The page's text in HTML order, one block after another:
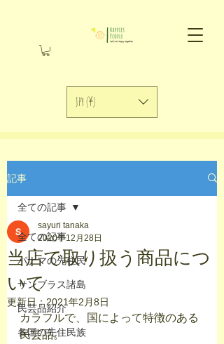
JPY (¥)
記事
全ての記事
パナマの先住民
サンブラス諸島
民芸品紹介
各国の先住民族
全ての記事
当店で取り扱う商品につ
いて
sayuri tanaka
2020年12月28日
更新日：2021年2月8日
カラフルで、国によって特徴のある
民芸品。